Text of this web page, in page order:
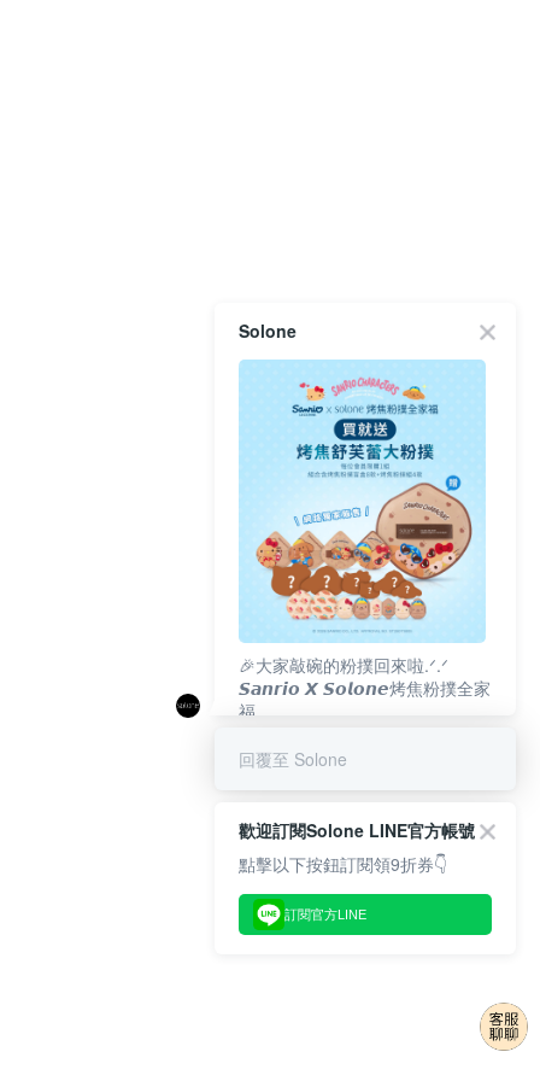
Solone
🎉大家敲碗的粉撲回來啦.ᐟ‪‪.ᐟ
𝙎𝙖𝙣𝙧𝙞𝙤 𝙓 𝙎𝙤𝙡𝙤𝙣𝙚烤焦粉撲全家
福
回覆至 Solone
歡迎訂閱Solone LINE官方帳號
點擊以下按鈕訂閱領9折券👇
訂閱官方LINE